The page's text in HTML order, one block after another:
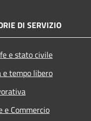
DI SERVIZIO
e stato civile
e tempo libero
e Commercio